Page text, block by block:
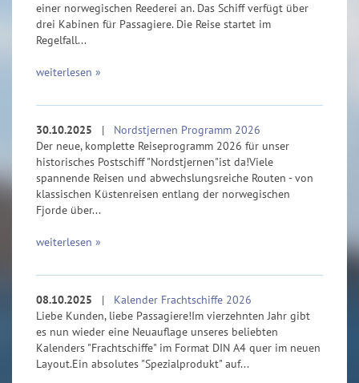
einer norwegischen Reederei an. Das Schiff verfügt über
drei Kabinen für Passagiere. Die Reise startet im
Regelfall...
weiterlesen »
30.10.2025 | Nordstjernen Programm 2026
Der neue, komplette Reiseprogramm 2026 für unser
historisches Postschiff "Nordstjernen"ist da!Viele
spannende Reisen und abwechslungsreiche Routen - von
klassischen Küstenreisen entlang der norwegischen
Fjorde über...
weiterlesen »
08.10.2025 | Kalender Frachtschiffe 2026
Liebe Kunden, liebe Passagiere!Im vierzehnten Jahr gibt
es nun wieder eine Neuauflage unseres beliebten
Kalenders "Frachtschiffe" im Format DIN A4 quer im neuen
Layout.Ein absolutes "Spezialprodukt" auf...